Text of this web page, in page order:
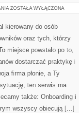
ZARZĄDZANIE
DOKUMENTACJĄ
ZOSTAŁA WYŁĄCZONA
kierowany do osób
oraz tych, którzy
miejsce powstało po to,
dostarczać praktykę i
firma płonie, a Ty
ten serwis ma
także: Onboarding i
wszyscy obiecują […]